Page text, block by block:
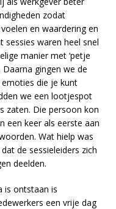
zodat
en waardering en
sessies waren heel snel
manier met ‘petje
gingen we de
die je kunt
we een lootjespot
zaten. Die persoon kon
een keer als eerste aan
Wat hielp was
de sessieleiders zich
deelden.
is ontstaan is
een vrije dag